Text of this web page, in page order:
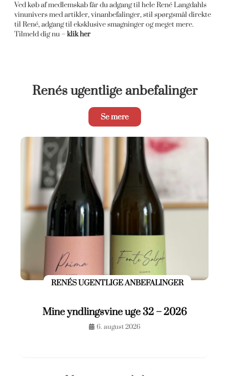
Ved køb af medlemskab får du adgang til hele René Langdahls
vinunivers med artikler, vinanbefalinger, stil spørgsmål direkte
til René, adgang til eksklusive smagninger og meget mere.
Tilmeld dig nu –klik her
Renés ugentlige anbefalinger
Se mere
RENÉS UGENTLIGE ANBEFALINGER
Mine yndlingsvine uge 32 – 2026
6. august 2026